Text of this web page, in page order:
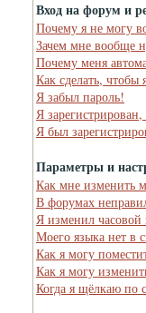
Вход на форум и
Почему я не могу
Зачем мне вообще
Почему меня
Как сделать, чтобы
Я забыл пароль!
Я
Я был
Параметры и
Как мне изменить
В форумах
Я изменил часовой
Моего языка нет в
Как я могу
Как я могу
Когда я щёлкаю по